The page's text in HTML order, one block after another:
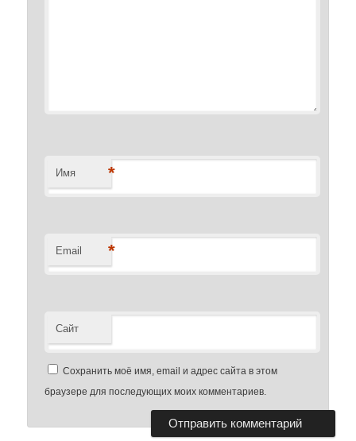
Имя *
Email *
Сайт
Сохранить моё имя, email и адрес сайта в этом
браузере для последующих моих комментариев.